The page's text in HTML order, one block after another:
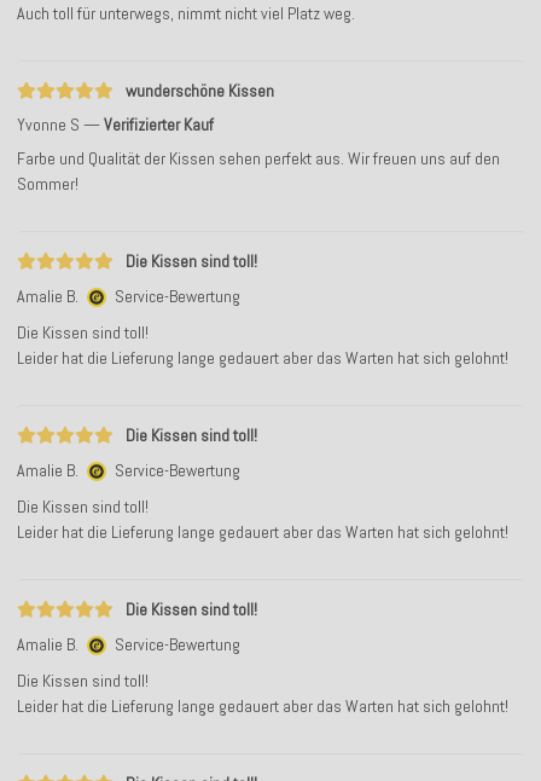
Auch toll für unterwegs, nimmt nicht viel Platz weg.
wunderschöne Kissen
Yvonne S
Verifizierter Kauf
Farbe und Qualität der Kissen sehen perfekt aus. Wir freuen uns auf den
Sommer!
Die Kissen sind toll!
Amalie B.
Service-Bewertung
Die Kissen sind toll!
Leider hat die Lieferung lange gedauert aber das Warten hat sich gelohnt!
Die Kissen sind toll!
Amalie B.
Service-Bewertung
Die Kissen sind toll!
Leider hat die Lieferung lange gedauert aber das Warten hat sich gelohnt!
Die Kissen sind toll!
Amalie B.
Service-Bewertung
Die Kissen sind toll!
Leider hat die Lieferung lange gedauert aber das Warten hat sich gelohnt!